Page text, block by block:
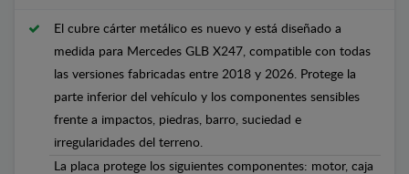
El cubre cárter metálico es nuevo y está diseñado a
medida para Mercedes GLB X247, compatible con todas
las versiones fabricadas entre 2018 y 2026. Protege la
parte inferior del vehículo y los componentes sensibles
frente a impactos, piedras, barro, suciedad e
irregularidades del terreno.
La placa protege los siguientes componentes: motor, caja